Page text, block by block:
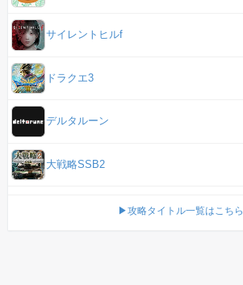
サイレントヒルf
ドラクエ3
デルタルーン
大戦略SSB2
▶攻略タイトル一覧はこちら